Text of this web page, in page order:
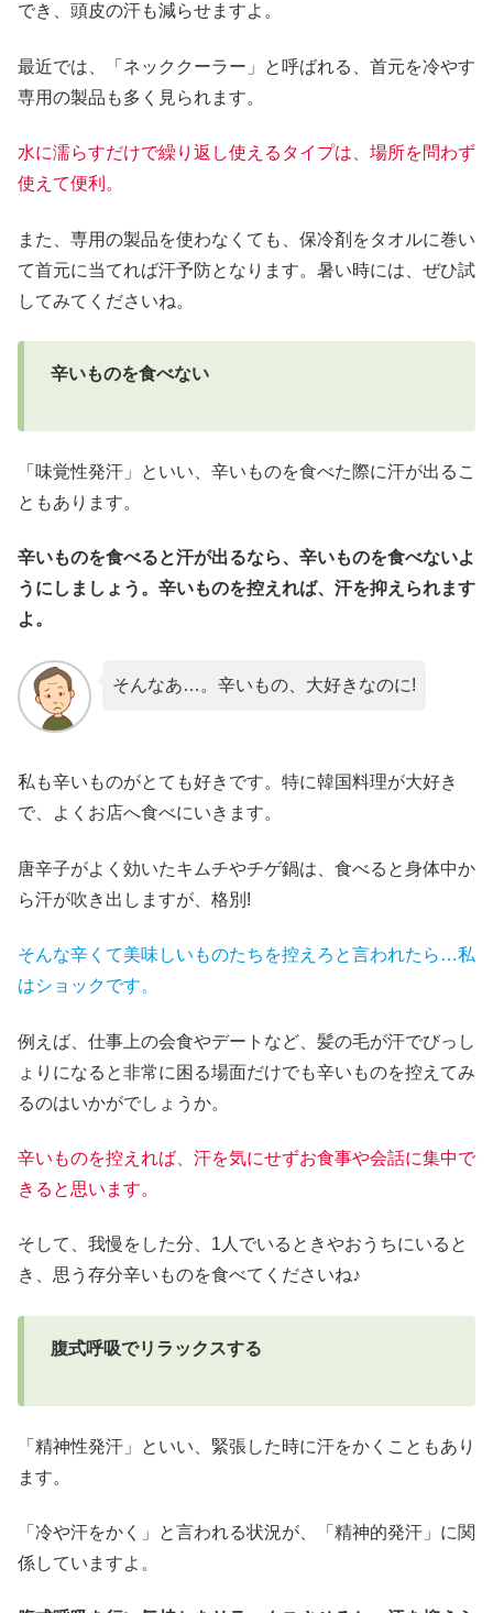
でき、頭皮の汗も減らせますよ。
最近では、「ネッククーラー」と呼ばれる、首元を冷やす
専用の製品も多く見られます。
水に濡らすだけで繰り返し使えるタイプは、場所を問わず
使えて便利。
また、専用の製品を使わなくても、保冷剤をタオルに巻い
て首元に当てれば汗予防となります。暑い時には、ぜひ試
してみてくださいね。
辛いものを食べない
「味覚性発汗」といい、辛いものを食べた際に汗が出るこ
ともあります。
辛いものを食べると汗が出るなら、辛いものを食べないよ
うにしましょう。辛いものを控えれば、汗を抑えられます
よ。
そんなあ…。辛いもの、大好きなのに!
私も辛いものがとても好きです。特に韓国料理が大好き
で、よくお店へ食べにいきます。
唐辛子がよく効いたキムチやチゲ鍋は、食べると身体中か
ら汗が吹き出しますが、格別!
そんな辛くて美味しいものたちを控えろと言われたら…私
はショックです。
例えば、仕事上の会食やデートなど、髪の毛が汗でびっし
ょりになると非常に困る場面だけでも辛いものを控えてみ
るのはいかがでしょうか。
辛いものを控えれば、汗を気にせずお食事や会話に集中で
きると思います。
そして、我慢をした分、1人でいるときやおうちにいると
き、思う存分辛いものを食べてくださいね♪
腹式呼吸でリラックスする
「精神性発汗」といい、緊張した時に汗をかくこともあり
ます。
「冷や汗をかく」と言われる状況が、「精神的発汗」に関
係していますよ。